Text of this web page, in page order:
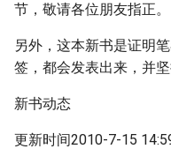
节，敬请各位朋友指正。
另外，这本新书是证明
签，都会发表出来，并
新书动态
更新时间2010-7-15